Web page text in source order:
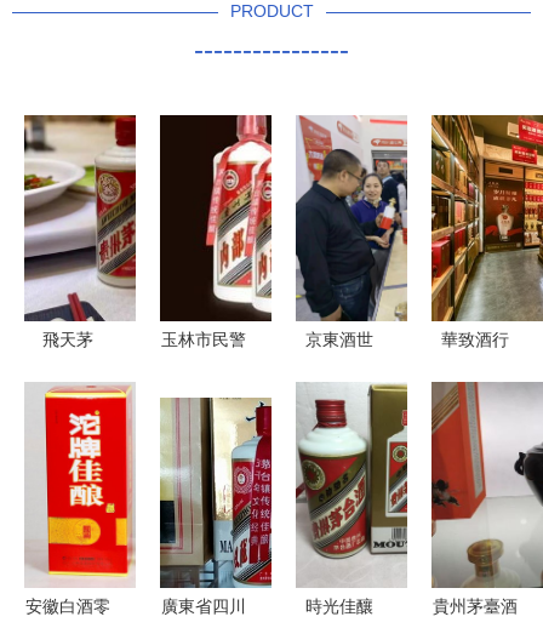
PRODUCT
----------------
飛天茅
醬香科技遇
冷背后的經
濟學邏輯與
白酒零售新
格局
玉林市民警
連號人民幣
換茅臺"背
后貓膩多，
白酒零售市
場亂象需防
范
京東酒世
號店’成都
糖酒會驚艷
亮相，一體
化新模式引
領白酒零售
新浪潮
華致酒行
的“真”體
驗，引領白
酒零售新風
尚
安徽白酒零
廣東省四川
時光佳釀
貴州茅臺酒